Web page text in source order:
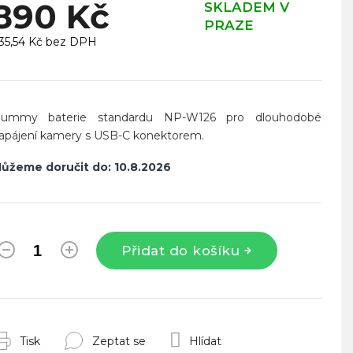
Kč
SKLADEM V
PRAZE
Kč bez DPH
doručit do: 10.8.2026
Přidat do košíku
baterie standardu NP-W126 pro dlouhodobé
kamery s USB-C konektorem.
Tisk Zeptat se Hlídat